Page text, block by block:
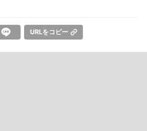
URLをコピー